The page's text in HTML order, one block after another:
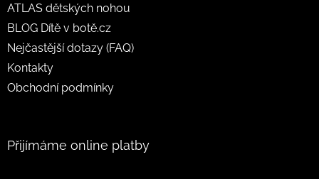
ATLAS dětských nohou
BLOG Dítě v botě.cz
Nejčastější dotazy (FAQ)
Kontakty
Obchodní podmínky
Přijímáme online platby